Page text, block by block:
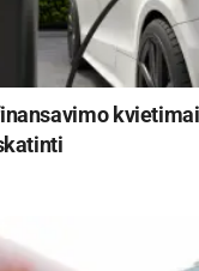
Stanislovo Didžiulių